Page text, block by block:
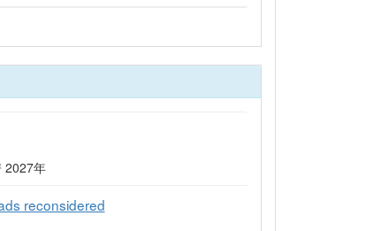
2027年
reconsidered